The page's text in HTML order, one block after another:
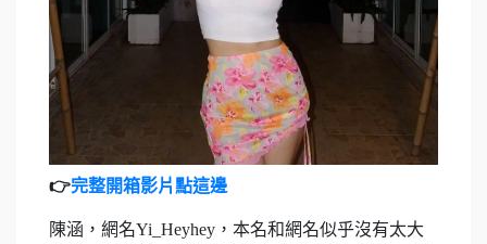
👉完整開箱影片點這邊
陳涵，網名Yi_Heyhey，本名和網名似乎沒有太大